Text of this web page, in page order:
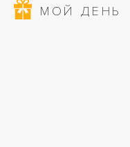
МОЙ ДЕНЬ